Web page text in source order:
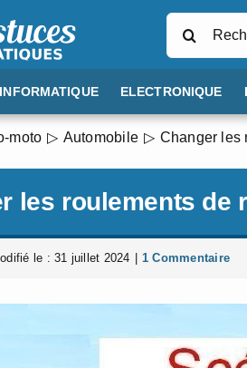
INFORMATIQUE ELECTRONIQUE
moto Automobile Changer les
les roulements de
le : 31 juillet 2024 1 Commentaire